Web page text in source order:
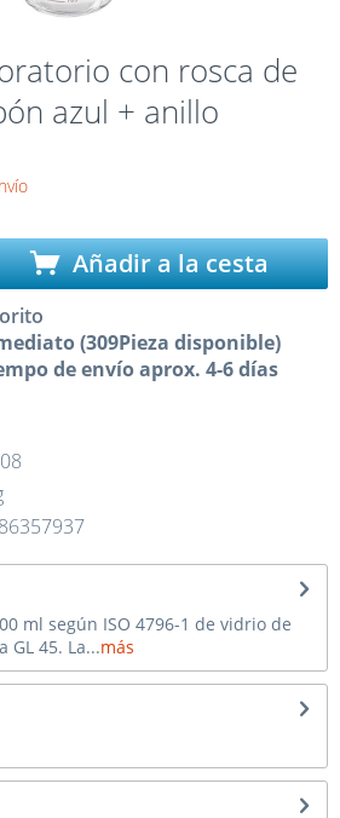
con rosca de
azul + anillo
Añadir a la cesta
(309Pieza disponible)
de envío aprox. 4-6 días
ml según ISO 4796-1 de vidrio de
GL 45. La...más